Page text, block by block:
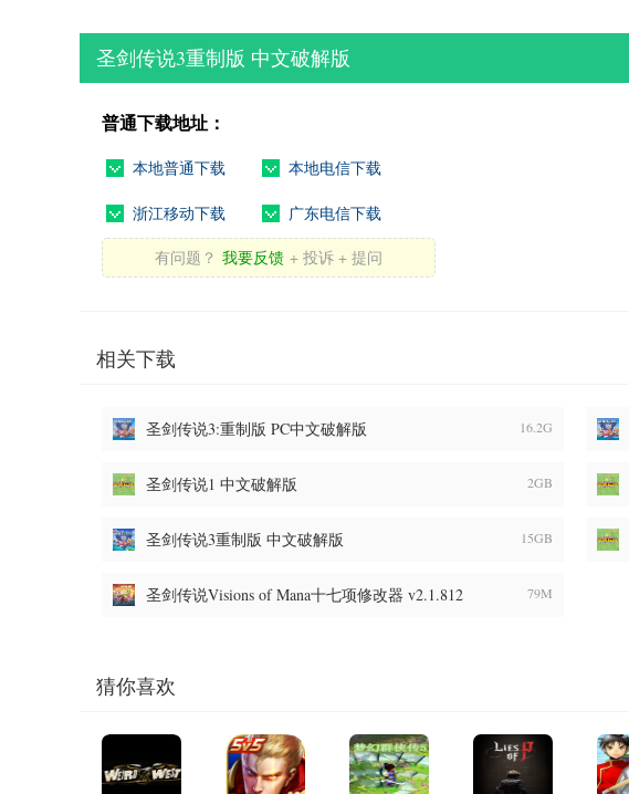
圣剑传说3重制版 中文破解版
普通下载地址：
本地普通下载 本地电信下载
浙江移动下载 广东电信下载
有问题？ 我要反馈 + 投诉 + 提问
相关下载
圣剑传说3:重制版 PC中文破解版 16.2G
圣剑传说1 中文破解版 2GB
圣剑传说3重制版 中文破解版 15GB
圣剑传说Visions of Mana十七项修改器 v2.1.812 79M
猜你喜欢